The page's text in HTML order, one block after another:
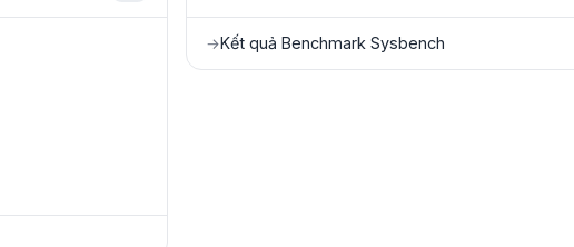
→Kết quả Benchmark Sysbench